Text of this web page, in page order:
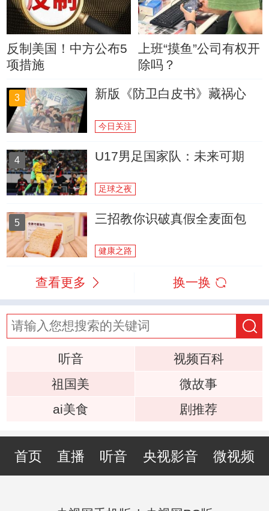
反制美国！中方公布5
项措施
上班“摸鱼”公司有权开
除吗？
3 新版《防卫白皮书》藏祸心
今日关注
4 U17男足国家队：未来可期
足球之夜
5 三招教你识破真假全麦面包
健康之路
查看更多 换一换
听音
视频百科
祖国美
微故事
ai美食
剧推荐
首页 直播 听音 央视影音 微视频